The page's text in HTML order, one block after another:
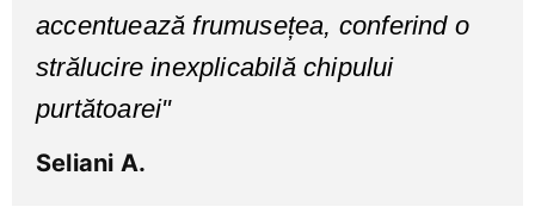
accentuează frumusețea, conferind o
strălucire inexplicabilă chipului
purtătoarei"
Seliani A.